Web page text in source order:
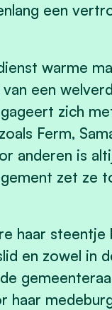
een
warme
een
zich
Ferm,
anderen is
zet ze
haar steentje
en zowel in
haar